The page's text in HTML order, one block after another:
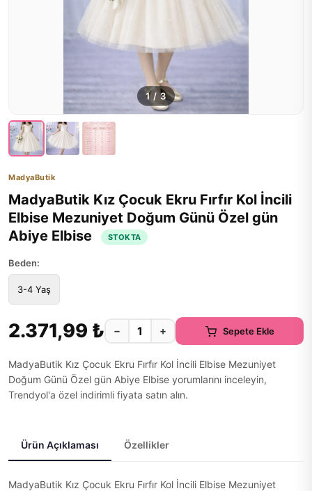
1/3
MadyaButik
MadyaButik Kız Çocuk Ekru Fırfır Kol İncili
Elbise Mezuniyet Doğum Günü Özel gün
Abiye Elbise
STOKTA
Beden:
3-4 Yaş
2.371,99 ₺ − + Sepete Ekle
MadyaButik Kız Çocuk Ekru Fırfır Kol İncili Elbise Mezuniyet
Doğum Günü Özel gün Abiye Elbise yorumlarını inceleyin,
Trendyol'a özel indirimli fiyata satın alın.
Ürün Açıklaması Özellikler
MadyaButik Kız Çocuk Ekru Fırfır Kol İncili Elbise Mezuniyet